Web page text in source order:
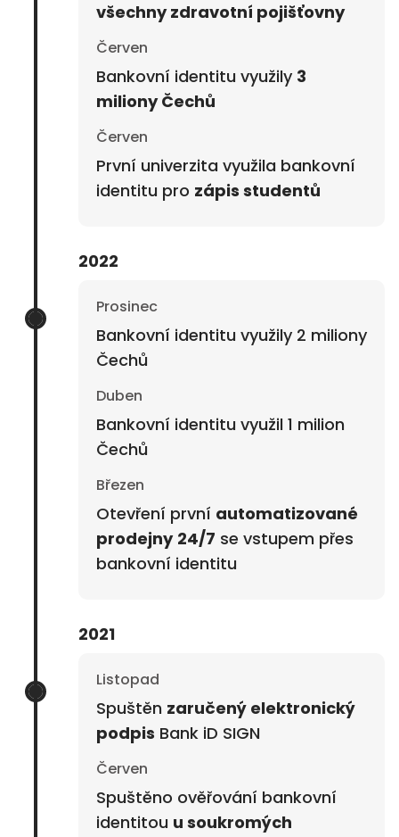
všechny zdravotní pojišťovny
Červen
Bankovní identitu využily 3
miliony Čechů
Červen
První univerzita využila bankovní
identitu pro zápis studentů
2022
Prosinec
Bankovní identitu využily 2 miliony
Čechů
Duben
Bankovní identitu využil 1 milion
Čechů
Březen
Otevření první automatizované
prodejny 24/7 se vstupem přes
bankovní identitu
2021
Listopad
Spuštěn zaručený elektronický
podpis Bank iD SIGN
Červen
Spuštěno ověřování bankovní
identitou u soukromých